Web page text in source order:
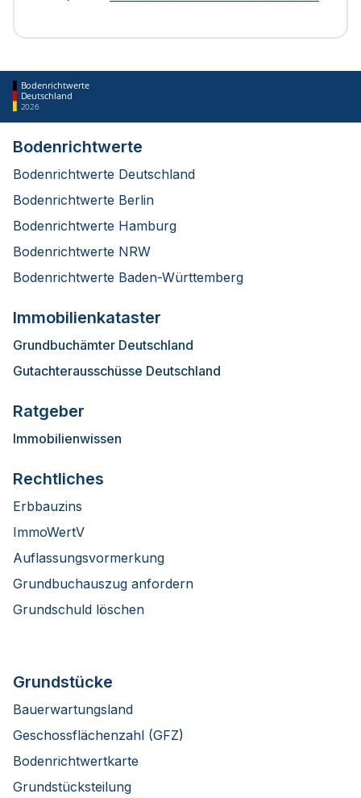
Bodenrichtwerte
Deutschland
2026
Bodenrichtwerte
Bodenrichtwerte Deutschland
Bodenrichtwerte Berlin
Bodenrichtwerte Hamburg
Bodenrichtwerte NRW
Bodenrichtwerte Baden-Württemberg
Immobilienkataster
Grundbuchämter Deutschland
Gutachterausschüsse Deutschland
Ratgeber
Immobilienwissen
Rechtliches
Erbbauzins
ImmoWertV
Auflassungsvormerkung
Grundbuchauszug anfordern
Grundschuld löschen
Grundstücke
Bauerwartungsland
Geschossflächenzahl (GFZ)
Bodenrichtwertkarte
Grundstücksteilung